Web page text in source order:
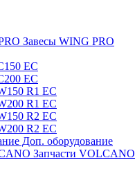
Завесы WING PRO
EC
EC
R1 EC
R1 EC
R2 EC
R2 EC
Доп. оборудование
Запчасти VOLCANO